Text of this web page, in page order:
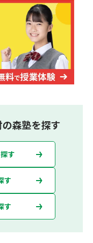
証」が大評判の塾
の授業料」で、多
ております。
森塾を探す
す
す
す